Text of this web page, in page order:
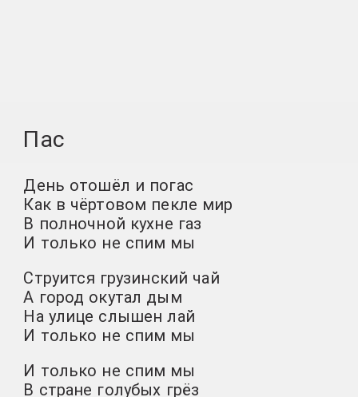
Пас
День отошёл и погас
Как в чёртовом пекле мир
В полночной кухне газ
И только не спим мы
Струится грузинский чай
А город окутал дым
На улице слышен лай
И только не спим мы
И только не спим мы
В стране голубых грёз